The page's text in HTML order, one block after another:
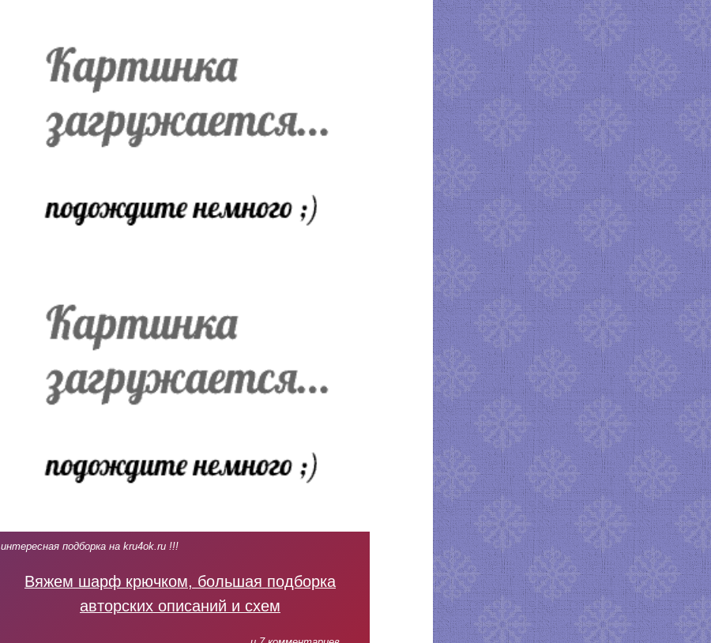
интересная подборка на kru4ok.ru !!!
Вяжем шарф крючком, большая подборка
авторских описаний и схем